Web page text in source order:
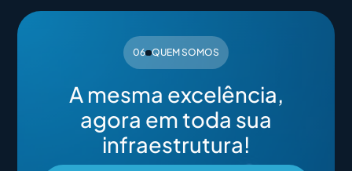
06 QUEM SOMOS
A mesma excelência,
agora em toda sua
infraestrutura!